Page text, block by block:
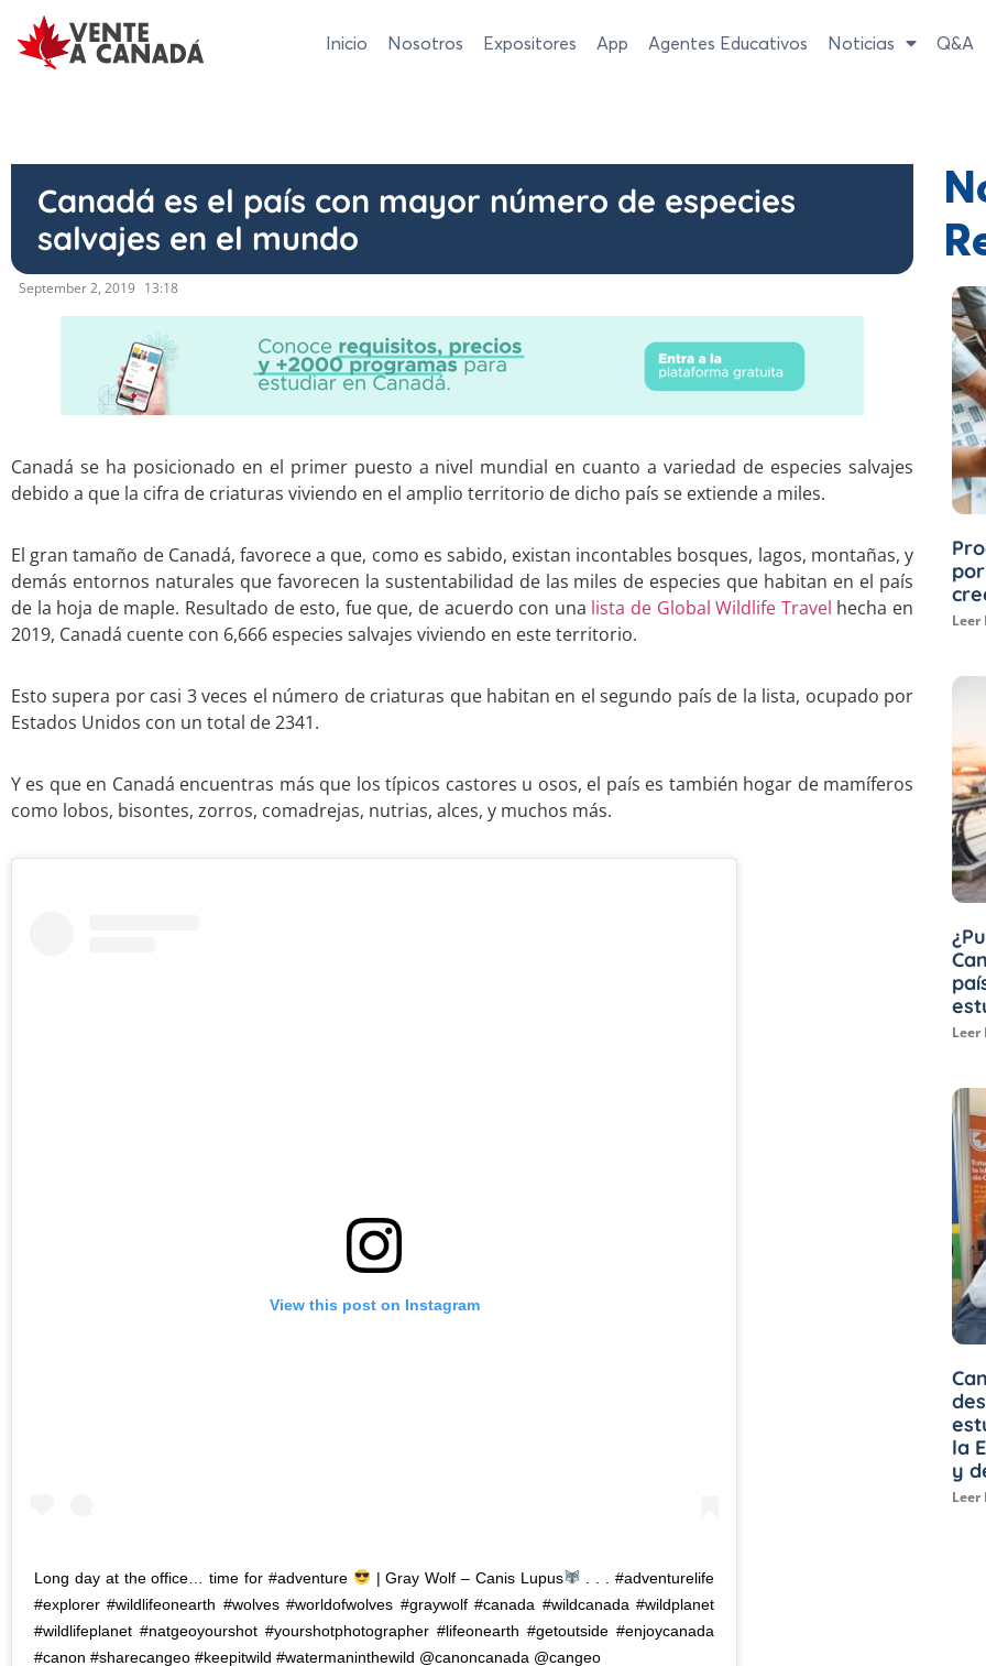
Inicio Nosotros Expositores App Agentes Educativos Noticias Q&A
Canadá es el país con mayor número de especies
salvajes en el mundo
September 2, 2019 13:18
Canadá se ha posicionado en el primer puesto a nivel mundial en cuanto a variedad de especies salvajes
debido a que la cifra de criaturas viviendo en el amplio territorio de dicho país se extiende a miles.
El gran tamaño de Canadá, favorece a que, como es sabido, existan incontables bosques, lagos, montañas, y
demás entornos naturales que favorecen la sustentabilidad de las miles de especies que habitan en el país
de la hoja de maple. Resultado de esto, fue que, de acuerdo con una lista de Global Wildlife Travel hecha en
2019, Canadá cuente con 6,666 especies salvajes viviendo en este territorio.
Esto supera por casi 3 veces el número de criaturas que habitan en el segundo país de la lista, ocupado por
Estados Unidos con un total de 2341.
Y es que en Canadá encuentras más que los típicos castores u osos, el país es también hogar de mamíferos
como lobos, bisontes, zorros, comadrejas, nutrias, alces, y muchos más.
View this post on Instagram
Long day at the office… time for #adventure | Gray Wolf – Canis Lupus
. . . #adventurelife
#explorer #wildlifeonearth #wolves #worldofwolves #graywolf #canada #wildcanada #wildplanet
#wildlifeplanet #natgeoyourshot #yourshotphotographer #lifeonearth #getoutside #enjoycanada
#canon #sharecangeo #keepitwild #watermaninthewild @canoncanada @cangeo
Leer
Leer
la
y
Leer